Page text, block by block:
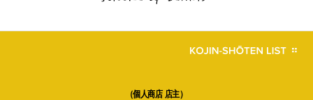
（個人商店 店主）